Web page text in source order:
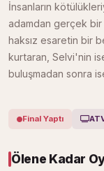
İnsanların
adamdan gerçek bir
haksız esaretin bir
kurtaran, Selvi'nin
buluşmadan sonra
Final Yaptı
Ölene Kadar